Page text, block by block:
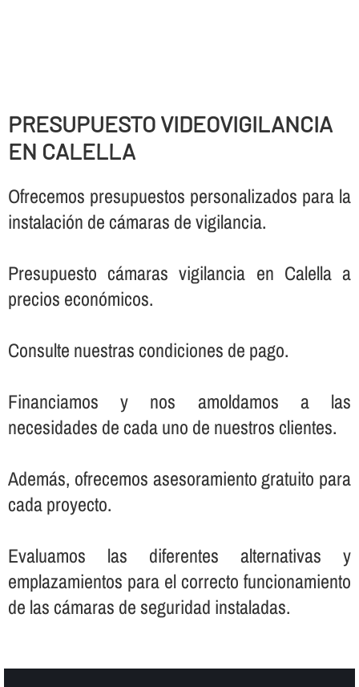
PRESUPUESTO VIDEOVIGILANCIA
EN CALELLA
Ofrecemos presupuestos personalizados para la
instalación de cámaras de vigilancia.
Presupuesto cámaras vigilancia en Calella a
precios económicos.
Consulte nuestras condiciones de pago.
Financiamos y nos amoldamos a las
necesidades de cada uno de nuestros clientes.
Además, ofrecemos asesoramiento gratuito para
cada proyecto.
Evaluamos las diferentes alternativas y
emplazamientos para el correcto funcionamiento
de las cámaras de seguridad instaladas.